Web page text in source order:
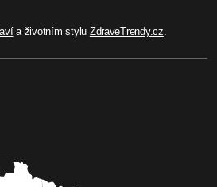
a životním stylu ZdraveTrendy.cz.